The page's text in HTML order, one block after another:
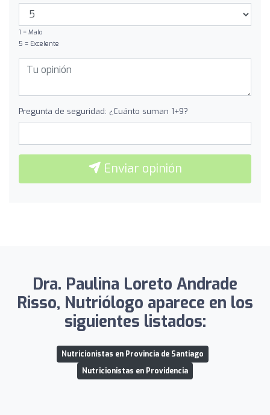
1 = Malo
5 = Excelente
Pregunta de seguridad: ¿Cuánto suman 1+9?
Enviar opinión
Dra. Paulina Loreto Andrade
Risso, Nutriólogo aparece en los
siguientes listados:
Nutricionistas en Provincia de Santiago
Nutricionistas en Providencia